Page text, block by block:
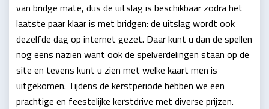
van bridge mate, dus de uitslag is beschikbaar zodra het
laatste paar klaar is met bridgen: de uitslag wordt ook
dezelfde dag op internet gezet. Daar kunt u dan de spellen
nog eens nazien want ook de spelverdelingen staan op de
site en tevens kunt u zien met welke kaart men is
uitgekomen. Tijdens de kerstperiode hebben we een
prachtige en feestelijke kerstdrive met diverse prijzen.